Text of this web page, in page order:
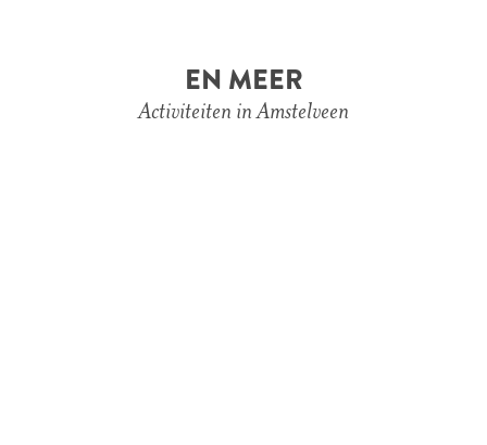
EN MEER
Activiteiten in Amstelveen